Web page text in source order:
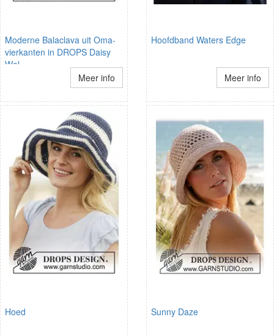
Moderne Balaclava uit Oma-
vierkanten in DROPS Daisy
Wol
Meer info
Hoofdband Waters Edge
Meer info
Hoed Sunny Daze